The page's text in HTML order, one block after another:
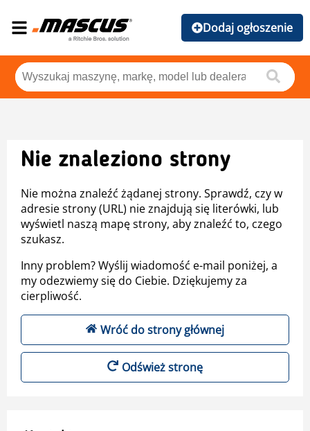
Dodaj ogłoszenie
Nie znaleziono strony
Nie można znaleźć żądanej strony. Sprawdź, czy w
adresie strony (URL) nie znajdują się literówki, lub
wyświetl naszą mapę strony, aby znaleźć to, czego
szukasz.
Inny problem? Wyślij wiadomość e-mail poniżej, a
my odezwiemy się do Ciebie. Dziękujemy za
cierpliwość.
Wróć do strony głównej
Odśwież stronę